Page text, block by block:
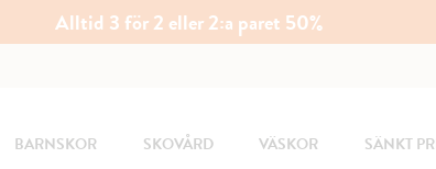
Alltid 3 för 2 eller 2:a paret 50%
BARNSKOR SKOVÅRD VÄSKOR SÄNKT